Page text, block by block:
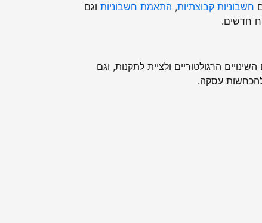
חשבוניות קבוצתיות, התאמת חשבוניות וגם
חדשים.
הרגולטוריים ולציית לתקנות, וגם
עסקה.